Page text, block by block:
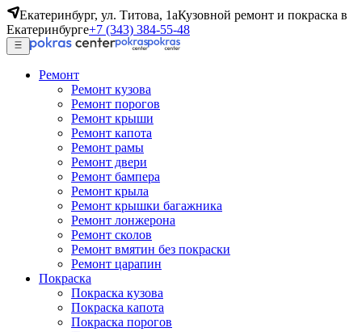
Екатеринбург, ул. Титова, 1аКузовной ремонт и покраска в
Екатеринбурге+7 (343) 384-55-48
Ремонт
Ремонт кузова
Ремонт порогов
Ремонт крыши
Ремонт капота
Ремонт рамы
Ремонт двери
Ремонт бампера
Ремонт крыла
Ремонт крышки багажника
Ремонт лонжерона
Ремонт сколов
Ремонт вмятин без покраски
Ремонт царапин
Покраска
Покраска кузова
Покраска капота
Покраска порогов